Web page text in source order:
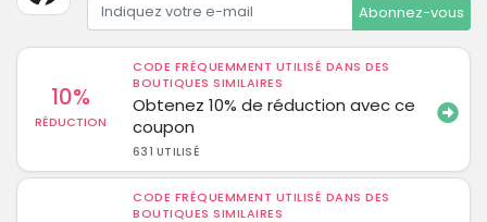
Abonnez-vous
10%
RÉDUCTION
CODE FRÉQUEMMENT UTILISÉ DANS DES
BOUTIQUES SIMILAIRES
Obtenez 10% de réduction avec ce
coupon
631 UTILISÉ
CODE FRÉQUEMMENT UTILISÉ DANS DES
BOUTIQUES SIMILAIRES